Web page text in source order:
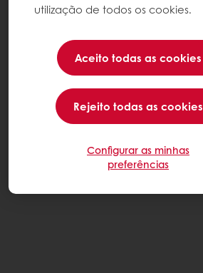
utilização de todos os cookies.
Aceito todas as cookies
Rejeito todas as cookies
Configurar as minhas
preferências